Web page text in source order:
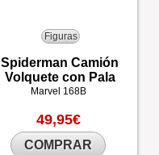
Figuras
Spiderman Camión
Volquete con Pala
Marvel 168B
49,95€
COMPRAR